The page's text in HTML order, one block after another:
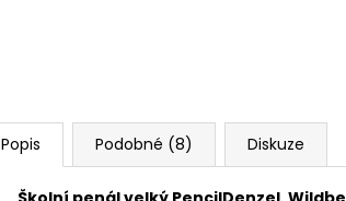
Popis Podobné (8) Diskuze